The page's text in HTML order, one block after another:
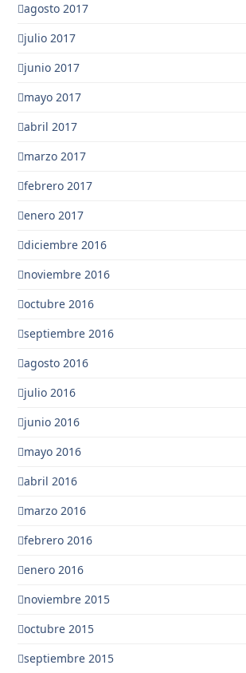
agosto 2017
julio 2017
junio 2017
mayo 2017
abril 2017
marzo 2017
febrero 2017
enero 2017
diciembre 2016
noviembre 2016
octubre 2016
septiembre 2016
agosto 2016
julio 2016
junio 2016
mayo 2016
abril 2016
marzo 2016
febrero 2016
enero 2016
noviembre 2015
octubre 2015
septiembre 2015